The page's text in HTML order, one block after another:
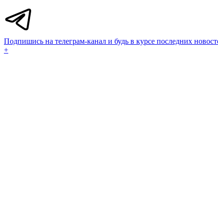
Подпишись на телеграм-канал и будь в курсе последних
+